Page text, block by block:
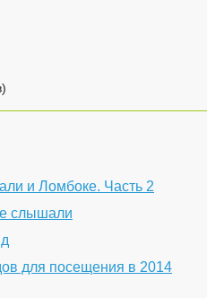
и Ломбоке. Часть 2
слышали
для посещения в 2014